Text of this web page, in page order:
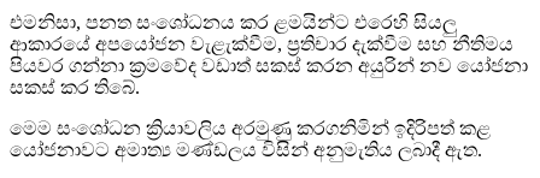
එමනිසා, පනත සංශෝධනය කර ළමයින්ට එරෙහි සියලු
ආකාරයේ අපයෝජන වැළැක්වීම, ප්‍රතිචාර දැක්වීම සහ නීතිමය
පියවර ගන්නා ක්‍රමවේද වඩාත් සකස් කරන අයුරින් නව යෝජනා
සකස් කර තිබේ.
මෙම සංශෝධන ක්‍රියාවලිය අරමුණු කරගනිමින් ඉදිරිපත් කළ
යෝජනාවට අමාත්‍ය මණ්ඩලය විසින් අනුමැතිය ලබාදී ඇත.